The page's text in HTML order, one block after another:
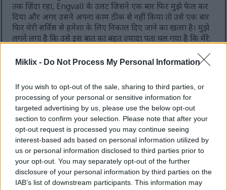
Miklix - Do Not Process My Personal Information
If you wish to opt-out of the sale, sharing to third parties, or
processing of your personal or sensitive information for
targeted advertising by us, please use the below opt-out
section to confirm your selection. Please note that after your
opt-out request is processed you may continue seeing
interest-based ads based on personal information utilized by
us or personal information disclosed to third parties prior to
your opt-out. You may separately opt-out of the further
disclosure of your personal information by third parties on the
IAB’s list of downstream participants. This information may
तक ज़िंदा रहा, Engvall के उलट जिसने एक बार फिर मुझे फेल कर
दिया और अगर उसने अपना काम ठीक से नहीं किया तो उसे एक बार
फिर मेरी सर्विस से हमेशा के लिए निकाल दिए जाने का खतरा है। मुझे
लगने लगा है कि उसे इस बात का बहुत ज़्यादा पता चल गया है कि मेरे
उठा रहा है।
गार्डियन का स्वॉर्डस्पीयर है जिसमें कीन एफिनिटी और सेक्रेड ब्लेड ऐश
ऑफ़ वॉर है। मेरे रेंज्ड वेपन लॉन्गबो और शॉर्टबो हैं। जब यह वीडियो
रिकॉर्ड किया गया था, तब मैं रून लेवल 85 पर था। मुझे सच में नहीं
पता कि इसे आम तौर पर सही माना जाता है या नहीं, लेकिन गेम की
डिफिकल्टी मुझे ठीक लगती है – मुझे वह स्वीट स्पॉट चाहिए जो माइंड-
नंबिंग ईज़ी-मोड न हो, लेकिन इतना मुश्किल भी न हो कि मैं घंटों तक
एक ही बॉस पर अटका रहूँ, क्योंकि मुझे वह बिल्कुल भी मज़ेदार नहीं
लगता।
खैर, यह वैलिएंट गार्गॉयल्स वीडियो यहीं खत्म होता है। देखने के लिए